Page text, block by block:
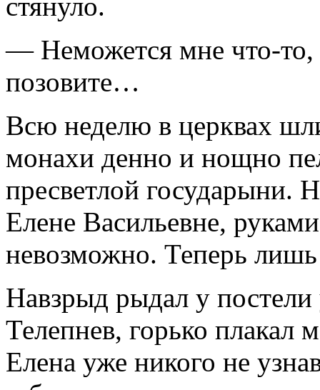
— Неможется мне что-
позовите…
Всю неделю в церквах
монахи денно и нощно
пресветлой государыни.
Елене Васильевне,
невозможно. Теперь
Навзрыд рыдал у
Телепнев, горько плакал
Елена уже никого не